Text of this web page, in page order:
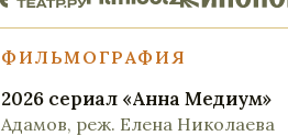
ФИЛЬМОГРАФИЯ
2026 сериал «Анна Медиум»
Адамов, реж. Елена Николаева